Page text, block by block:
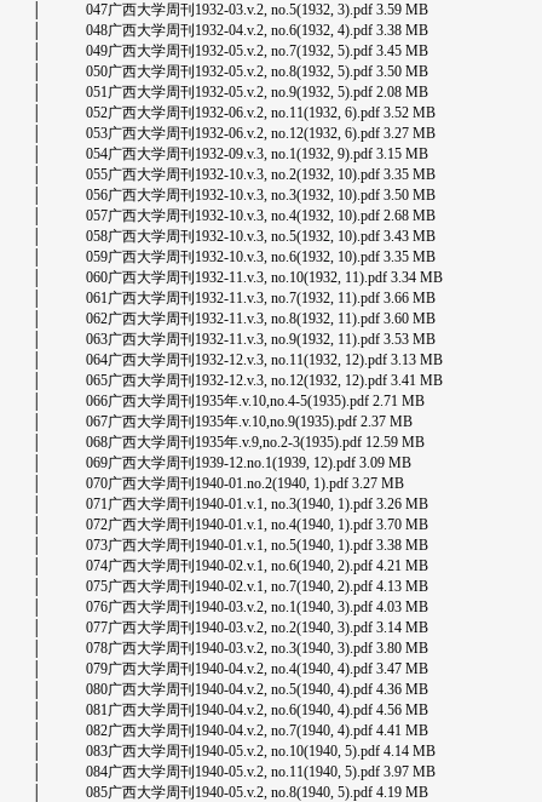
│ 047广西大学周刊1932-03.v.2, no.5(1932, 3).pdf 3.59 MB
│ 048广西大学周刊1932-04.v.2, no.6(1932, 4).pdf 3.38 MB
│ 049广西大学周刊1932-05.v.2, no.7(1932, 5).pdf 3.45 MB
│ 050广西大学周刊1932-05.v.2, no.8(1932, 5).pdf 3.50 MB
│ 051广西大学周刊1932-05.v.2, no.9(1932, 5).pdf 2.08 MB
│ 052广西大学周刊1932-06.v.2, no.11(1932, 6).pdf 3.52 MB
│ 053广西大学周刊1932-06.v.2, no.12(1932, 6).pdf 3.27 MB
│ 054广西大学周刊1932-09.v.3, no.1(1932, 9).pdf 3.15 MB
│ 055广西大学周刊1932-10.v.3, no.2(1932, 10).pdf 3.35 MB
│ 056广西大学周刊1932-10.v.3, no.3(1932, 10).pdf 3.50 MB
│ 057广西大学周刊1932-10.v.3, no.4(1932, 10).pdf 2.68 MB
│ 058广西大学周刊1932-10.v.3, no.5(1932, 10).pdf 3.43 MB
│ 059广西大学周刊1932-10.v.3, no.6(1932, 10).pdf 3.35 MB
│ 060广西大学周刊1932-11.v.3, no.10(1932, 11).pdf 3.34 MB
│ 061广西大学周刊1932-11.v.3, no.7(1932, 11).pdf 3.66 MB
│ 062广西大学周刊1932-11.v.3, no.8(1932, 11).pdf 3.60 MB
│ 063广西大学周刊1932-11.v.3, no.9(1932, 11).pdf 3.53 MB
│ 064广西大学周刊1932-12.v.3, no.11(1932, 12).pdf 3.13 MB
│ 065广西大学周刊1932-12.v.3, no.12(1932, 12).pdf 3.41 MB
│ 066广西大学周刊1935年.v.10,no.4-5(1935).pdf 2.71 MB
│ 067广西大学周刊1935年.v.10,no.9(1935).pdf 2.37 MB
│ 068广西大学周刊1935年.v.9,no.2-3(1935).pdf 12.59 MB
│ 069广西大学周刊1939-12.no.1(1939, 12).pdf 3.09 MB
│ 070广西大学周刊1940-01.no.2(1940, 1).pdf 3.27 MB
│ 071广西大学周刊1940-01.v.1, no.3(1940, 1).pdf 3.26 MB
│ 072广西大学周刊1940-01.v.1, no.4(1940, 1).pdf 3.70 MB
│ 073广西大学周刊1940-01.v.1, no.5(1940, 1).pdf 3.38 MB
│ 074广西大学周刊1940-02.v.1, no.6(1940, 2).pdf 4.21 MB
│ 075广西大学周刊1940-02.v.1, no.7(1940, 2).pdf 4.13 MB
│ 076广西大学周刊1940-03.v.2, no.1(1940, 3).pdf 4.03 MB
│ 077广西大学周刊1940-03.v.2, no.2(1940, 3).pdf 3.14 MB
│ 078广西大学周刊1940-03.v.2, no.3(1940, 3).pdf 3.80 MB
│ 079广西大学周刊1940-04.v.2, no.4(1940, 4).pdf 3.47 MB
│ 080广西大学周刊1940-04.v.2, no.5(1940, 4).pdf 4.36 MB
│ 081广西大学周刊1940-04.v.2, no.6(1940, 4).pdf 4.56 MB
│ 082广西大学周刊1940-04.v.2, no.7(1940, 4).pdf 4.41 MB
│ 083广西大学周刊1940-05.v.2, no.10(1940, 5).pdf 4.14 MB
│ 084广西大学周刊1940-05.v.2, no.11(1940, 5).pdf 3.97 MB
│ 085广西大学周刊1940-05.v.2, no.8(1940, 5).pdf 4.19 MB